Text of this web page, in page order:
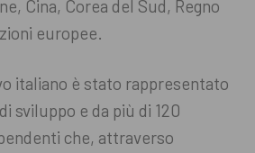
Cina, Corea del Sud, Regno
europee.
italiano è stato rappresentato
sviluppo e da più di 120
che, attraverso